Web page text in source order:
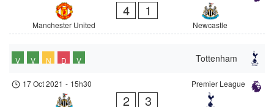
Manchester United
4 1
Newcastle
Tottenham
V V N D V
Premier League
17 Oct 2021 - 15h30
2 3